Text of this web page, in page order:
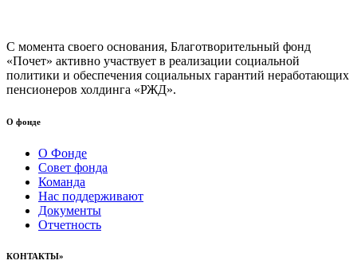
С момента своего основания, Благотворительный фонд
«Почет» активно участвует в реализации социальной
политики и обеспечения социальных гарантий неработающих
пенсионеров холдинга «РЖД».
О фонде
О Фонде
Совет фонда
Команда
Нас поддерживают
Документы
Отчетность
КОНТАКТЫ»